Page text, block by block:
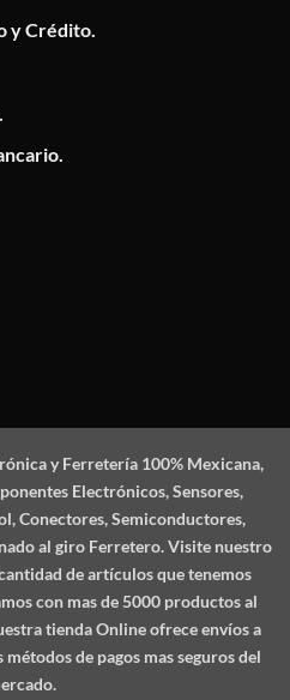
y Crédito.
y Ferretería 100% Mexicana,
Electrónicos, Sensores,
Conectores, Semiconductores,
al giro Ferretero. Visite nuestro
de artículos que tenemos
con mas de 5000 productos al
tienda Online ofrece envíos a
de pagos mas seguros del